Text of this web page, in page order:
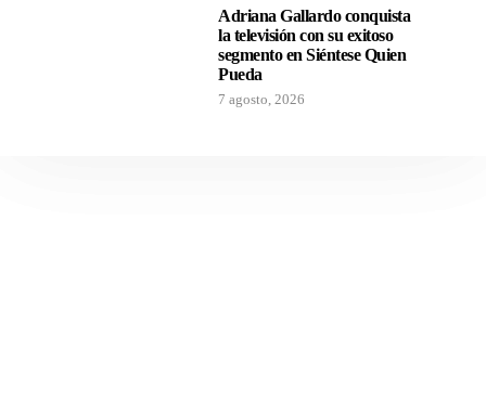
Adriana Gallardo conquista
la televisión con su exitoso
segmento en Siéntese Quien
Pueda
7 agosto, 2026